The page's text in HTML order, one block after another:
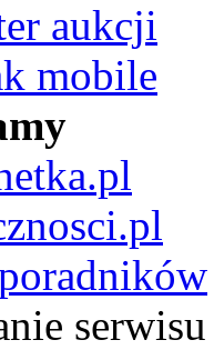
aukcji
mobile